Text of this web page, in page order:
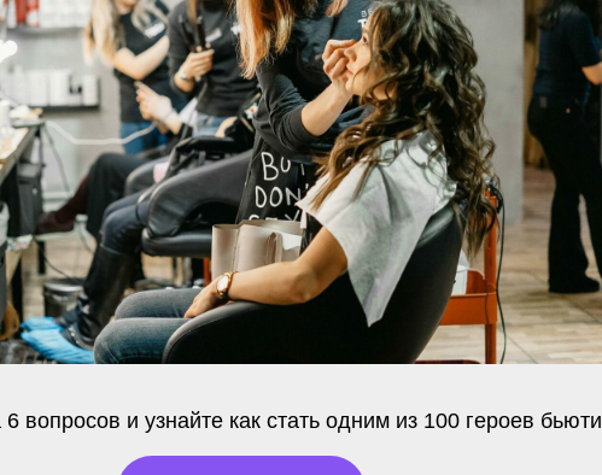
6 вопросов и узнайте как стать одним из 100 героев бьюти